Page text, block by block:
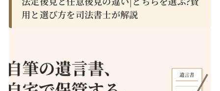
用と選び方を司法書士が解説